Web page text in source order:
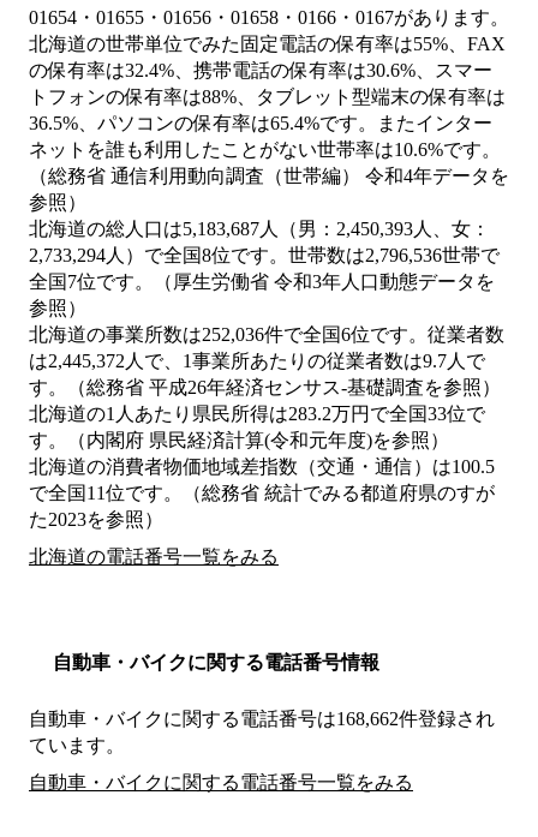
01654・01655・01656・01658・0166・0167があります。
北海道の世帯単位でみた固定電話の保有率は55%、FAX
の保有率は32.4%、携帯電話の保有率は30.6%、スマー
トフォンの保有率は88%、タブレット型端末の保有率は
36.5%、パソコンの保有率は65.4%です。またインター
ネットを誰も利用したことがない世帯率は10.6%です。
（総務省 通信利用動向調査（世帯編） 令和4年データを
参照）
北海道の総人口は5,183,687人（男：2,450,393人、女：
2,733,294人）で全国8位です。世帯数は2,796,536世帯で
全国7位です。（厚生労働省 令和3年人口動態データを
参照）
北海道の事業所数は252,036件で全国6位です。従業者数
は2,445,372人で、1事業所あたりの従業者数は9.7人で
す。（総務省 平成26年経済センサス‐基礎調査を参照）
北海道の1人あたり県民所得は283.2万円で全国33位で
す。（内閣府 県民経済計算(令和元年度)を参照）
北海道の消費者物価地域差指数（交通・通信）は100.5
で全国11位です。（総務省 統計でみる都道府県のすが
た2023を参照）
北海道の電話番号一覧をみる
自動車・バイクに関する電話番号情報
自動車・バイクに関する電話番号は168,662件登録され
ています。
自動車・バイクに関する電話番号一覧をみる